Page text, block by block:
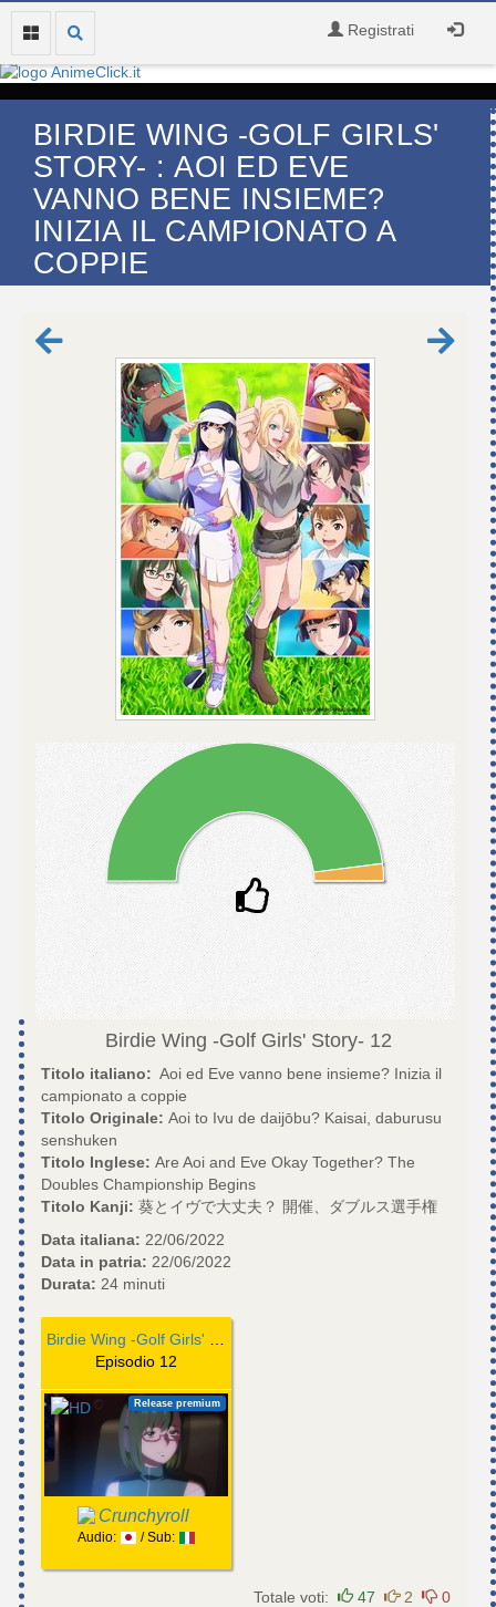
Registrati
BIRDIE WING -GOLF GIRLS'
STORY- : AOI ED EVE
VANNO BENE INSIEME?
INIZIA IL CAMPIONATO A
COPPIE
Birdie Wing -Golf Girls' Story-12
Titolo italiano: Aoi ed Eve vanno bene insieme? Inizia il
campionato a coppie
Titolo Originale: Aoi to Ivu de daijōbu? Kaisai, daburusu
senshuken
Titolo Inglese: Are Aoi and Eve Okay Together? The
Doubles Championship Begins
Titolo Kanji: 葵とイヴで大丈夫？ 開催、ダブルス選手権
Data italiana: 22/06/2022
Data in patria: 22/06/2022
Durata: 24 minuti
Episodio 12
Release premium
Crunchyroll
Audio: / Sub:
Totale voti: 47 2 0